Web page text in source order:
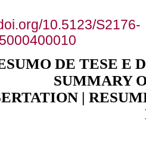
10.5123/S2176-
DE TESE E
SUMMARY
|